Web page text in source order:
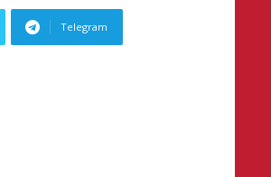
Hindi
Telegram